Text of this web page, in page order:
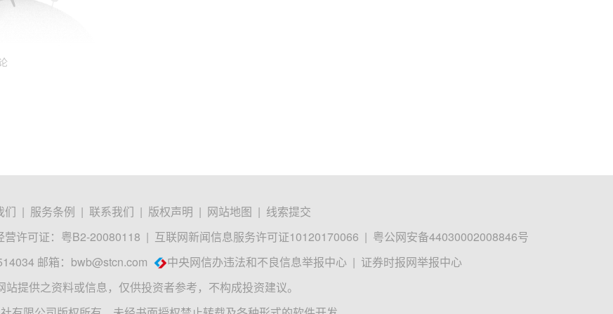
们 | 服务条例 | 联系我们 | 版权声明 | 网站地图 | 线索提交
营许可证：粤B2-20080118 | 互联网新闻信息服务许可证10120170066 | 粤公网安备44030002008846号
邮箱： bwb@stcn.com 中央网信办违法和不良信息举报中心 | 证券时报网举报中心
站提供之资料或信息，仅供投资者参考，不构成投资建议。